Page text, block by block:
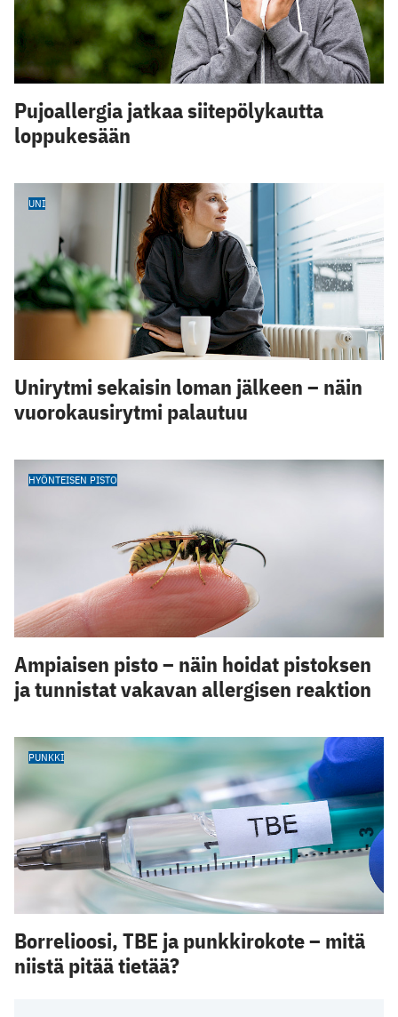
Pujoallergia jatkaa siitepölykautta
loppukesään
UNI
Unirytmi sekaisin loman jälkeen – näin
vuorokausirytmi palautuu
HYÖNTEISEN PISTO
Ampiaisen pisto – näin hoidat pistoksen
ja tunnistat vakavan allergisen reaktion
PUNKKI
Borrelioosi, TBE ja punkkirokote – mitä
niistä pitää tietää?